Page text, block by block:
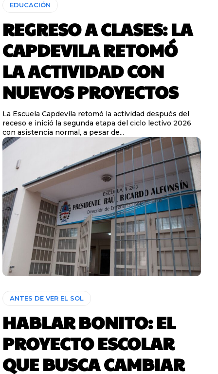
EDUCACIÓN
REGRESO A CLASES: LA
CAPDEVILA RETOMÓ
LA ACTIVIDAD CON
NUEVOS PROYECTOS
La Escuela Capdevila retomó la actividad después del
receso e inició la segunda etapa del ciclo lectivo 2026
con asistencia normal, a pesar de...
ANTES DE VER EL SOL
HABLAR BONITO: EL
PROYECTO ESCOLAR
QUE BUSCA CAMBIAR